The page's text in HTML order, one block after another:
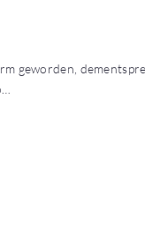
geworden,